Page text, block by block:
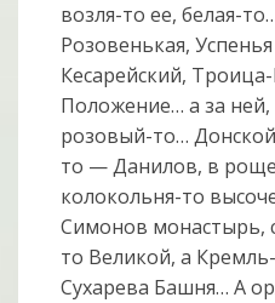
возля-то ее, белая-
Розовенькая,
Кесарейский,
Положение… а за
розовый-то…
то — Данилов, в
колокольня-то
Симонов монастырь,
то Великой, а
Сухарева Башня… А